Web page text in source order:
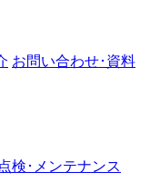
お問い合わせ･資料
検･メンテナンス